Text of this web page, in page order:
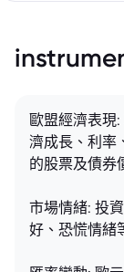
歐盟經濟表現
濟成長、利率
的股票及債券
市場情緒: 投
好、恐慌情緒